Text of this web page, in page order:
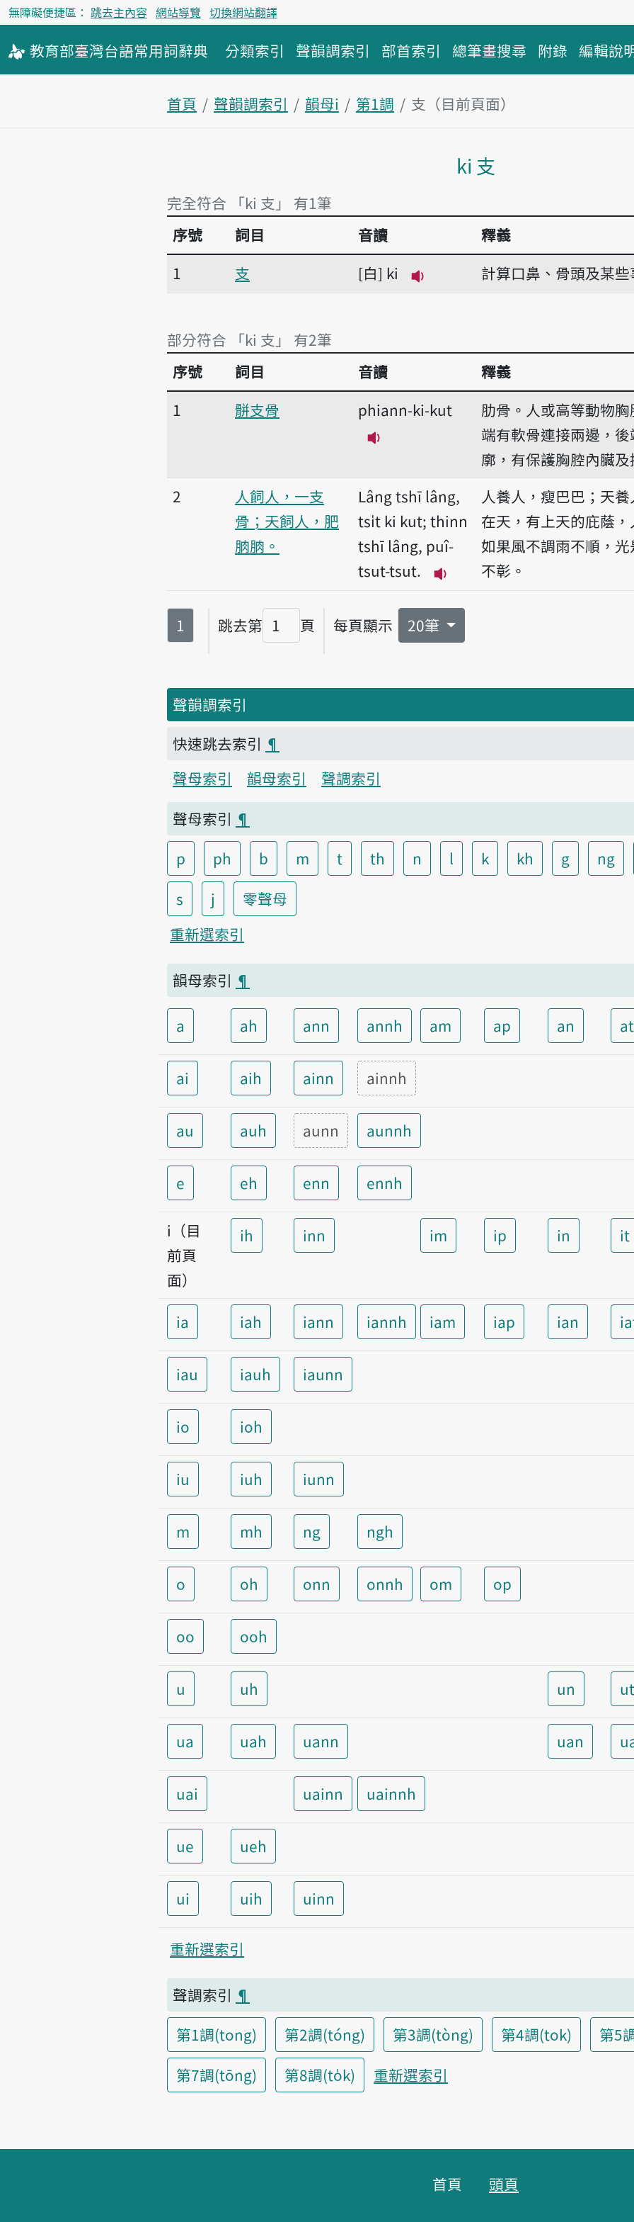
無障礙便捷區： 跳去主內容 網站導覽 切換網站翻譯
教育部臺灣台語常用詞辭典 分類索引 聲韻調索引 部首索引 總筆畫搜尋 附錄 編輯說
首頁 聲韻調索引 韻母i 第1調
支（目前頁面）
ki 支
完全符合 「ki 支」 有1筆
完全符合 「ki 支」 有1筆
序號 詞目 音讀
釋義
1
支 白 ki
播放音讀ki
計算口鼻、骨頭及某些
部分符合 「ki 支」 有2筆
部分符合 「ki 支」 有2筆
序號 詞目 音讀
釋義
1
骿支骨 phiann-ki-kut
播放音讀phiann-ki-kut
肋骨。人或高等動物
端有軟骨連接兩邊，
廓，有保護胸腔內臟及
2
人飼人，一支
骨；天飼人，肥
朒朒。
Lâng tshī lâng,
tsi̍t ki kut; thinn
tshī lâng, puî-
tsut-tsut.
播放音讀Lâng tshī lâng,
人養人，瘦巴巴；天
在天，有上天的庇蔭
如果風不調雨不順，
不彰。
第
1 跳去第
頁碼
頁 每頁顯示 20筆
聲韻調索引
快速跳去索引 ¶
聲母索引
韻母索引
聲調索引
聲母索引 ¶
p
ph b m t th n l k kh g ng
s
j
零聲母
重新選索引
韻母索引 ¶
a ah ann annh am ap an at
ai aih ainn ainnh
au auh aunn aunnh
e eh enn ennh
i（目
前頁
面）
ih inn im ip in it
ia iah iann iannh iam iap ian
iau iauh iaunn
io ioh
iu iuh iunn
m mh ng ngh
o oh onn onnh om op
oo ooh
u uh un ut
ua uah uann uan
uai uainn uainnh
ue ueh
ui uih uinn
重新選索引
聲調索引 ¶
第1調(tong)
第2調(tóng) 第3調(tòng) 第4調(tok)
第5
第7調(tōng)
第8調(to̍k) 重新選索引
首頁 頭頁